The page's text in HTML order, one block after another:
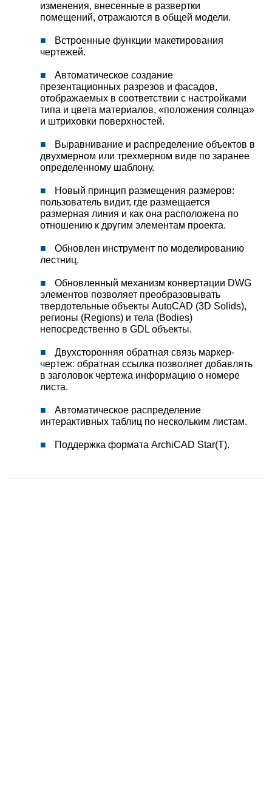
изменения, внесенные в развертки
помещений, отражаются в общей модели.
Встроенные функции макетирования
чертежей.
Автоматическое создание
презентационных разрезов и фасадов,
отображаемых в соответствии с настройками
типа и цвета материалов, «положения солнца»
и штриховки поверхностей.
Выравнивание и распределение объектов в
двухмерном или трехмерном виде по заранее
определенному шаблону.
Новый принцип размещения размеров:
пользователь видит, где размещается
размерная линия и как она расположена по
отношению к другим элементам проекта.
Обновлен инструмент по моделированию
лестниц.
Обновленный механизм конвертации DWG
элементов позволяет преобразовывать
твердотельные объекты AutoCAD (3D Solids),
регионы (Regions) и тела (Bodies)
непосредственно в GDL объекты.
Двухсторонняя обратная связь маркер-
чертеж: обратная ссылка позволяет добавлять
в заголовок чертежа информацию о номере
листа.
Автоматическое распределение
интерактивных таблиц по нескольким листам.
Поддержка формата ArchiCAD Star(T).